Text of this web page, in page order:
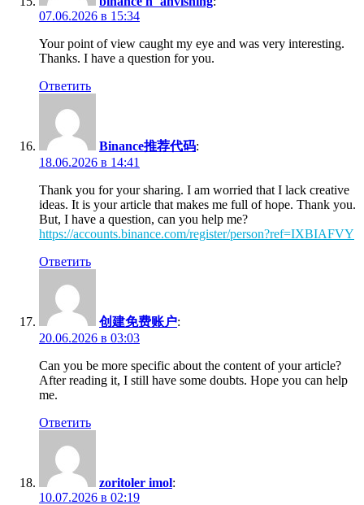
07.06.2026 в 15:34
Your point of view caught my eye and was very interesting.
Thanks. I have a question for you.
Ответить
Binance推荐代码:
18.06.2026 в 14:41
Thank you for your sharing. I am worried that I lack creative
ideas. It is your article that makes me full of hope. Thank you.
But, I have a question, can you help me?
https://accounts.binance.com/register/person?ref=IXBIAFVY
Ответить
创建免费账户:
20.06.2026 в 03:03
Can you be more specific about the content of your article?
After reading it, I still have some doubts. Hope you can help
me.
Ответить
zoritoler imol:
10.07.2026 в 02:19